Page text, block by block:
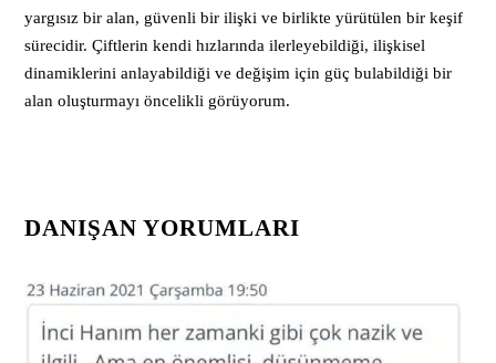
yargısız bir alan, güvenli bir ilişki ve birlikte yürütülen bir keşif
sürecidir. Çiftlerin kendi hızlarında ilerleyebildiği, ilişkisel
dinamiklerini anlayabildiği ve değişim için güç bulabildiği bir
alan oluşturmayı öncelikli görüyorum.
DANIŞAN YORUMLARI